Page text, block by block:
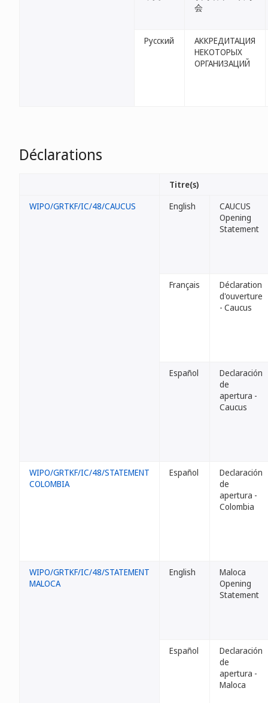
会
Русский
АККРЕДИТАЦИЯ
НЕКОТОРЫХ
ОРГАНИЗАЦИЙ
Déclarations
Titre(s)
WIPO/GRTKF/IC/48/CAUCUS
English
CAUCUS
Opening
Statement
Français
Déclaration
d'ouverture
- Caucus
Español
Declaración
de
apertura -
Caucus
WIPO/GRTKF/IC/48/STATEMENT
COLOMBIA
Español
Declaración
de
apertura -
Colombia
WIPO/GRTKF/IC/48/STATEMENT
MALOCA
English
Maloca
Opening
Statement
Español
Declaración
de
apertura -
Maloca